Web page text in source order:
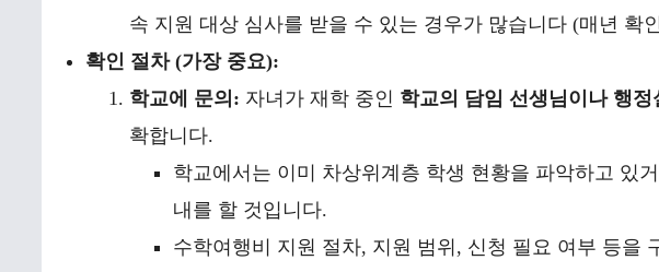
속 지원 대상 심사를 받을 수 있는 경우가 많습니다 (매년 확
확인 절차 (가장 중요):
학교에 문의: 자녀가 재학 중인 학교의 담임 선생님이나 행정
확합니다.
학교에서는 이미 차상위계층 학생 현황을 파악하고 있
내를 할 것입니다.
수학여행비 지원 절차, 지원 범위, 신청 필요 여부 등을